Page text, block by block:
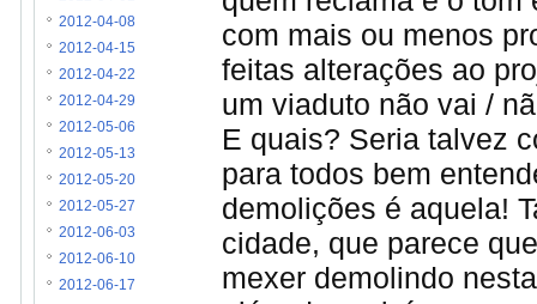
com mais ou menos
feitas alterações ao
um viaduto não vai /
E quais? Seria talvez
para todos bem
demolições é aquela!
cidade, que parece
mexer demolindo
2012-04-08
2012-04-15
2012-04-22
2012-04-29
2012-05-06
2012-05-13
2012-05-20
2012-05-27
2012-06-03
2012-06-10
2012-06-17